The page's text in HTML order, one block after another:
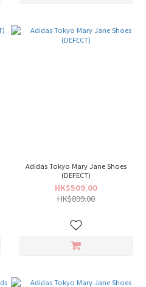
Adidas Tokyo Mary Jane Shoes
(DEFECT)
HK$509.00
HK$899.00